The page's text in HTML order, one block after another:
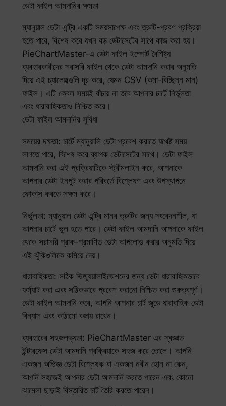
ডেটা ফাইল আমদানির ক্ষমতা
ম্যানুয়াল ডেটা এন্ট্রি একটি সময়সাপেক্ষ এবং ত্রুটি-প্রবণ প্রক্রিয়া
হতে পারে, বিশেষ করে যখন বড় ডেটাসেটের সাথে কাজ করা হয়।
PieChartMaster-এ ডেটা ফাইল ইম্পোর্ট বৈশিষ্ট্য
ব্যবহারকারীদের সরাসরি ফাইল থেকে ডেটা আমদানি করার অনুমতি
দিয়ে এই চ্যালেঞ্জগুলি দূর করে, যেমন CSV (কমা-বিচ্ছিন্ন মান)
ফাইল। এটি কেবল সময়ই বাঁচায় না তবে আপনার চার্টে নির্ভুলতা
এবং ধারাবাহিকতাও নিশ্চিত করে।
ডেটা ফাইল আমদানির সুবিধা
সময়ের দক্ষতা: চার্টে ম্যানুয়ালি ডেটা প্রবেশ করাতে যথেষ্ট সময়
লাগতে পারে, বিশেষ করে ব্যাপক ডেটাসেটের সাথে। ডেটা ফাইল
আমদানি করা এই প্রক্রিয়াটিকে স্ট্রীমলাইন করে, আপনাকে
আপনার ডেটা ইনপুট করার পরিবর্তে বিশ্লেষণ এবং উপস্থাপনে
ফোকাস করতে সক্ষম করে।
নির্ভুলতা: ম্যানুয়াল ডেটা এন্ট্রি মানব ত্রুটির জন্য সংবেদনশীল, যা
আপনার চার্টে ভুল হতে পারে। ডেটা ফাইল আমদানি আপনাকে ফাইল
থেকে সরাসরি প্রাক-প্রমাণিত ডেটা আপলোড করার অনুমতি দিয়ে
এই ঝুঁকিগুলিকে কমিয়ে দেয়।
ধারাবাহিকতা: সঠিক ভিজ্যুয়ালাইজেশনের জন্য ডেটা ধারাবাহিকভাবে
ফর্ম্যাট করা এবং সঠিকভাবে প্রবেশ করানো নিশ্চিত করা গুরুত্বপূর্ণ।
ডেটা ফাইল আমদানি করে, আপনি আপনার চার্ট জুড়ে ধারাবাহিক ডেটা
বিন্যাস এবং কাঠামো বজায় রাখেন।
ব্যবহারের সহজলভ্যতা: PieChartMaster এর স্বজ্ঞাত
ইন্টারফেস ডেটা আমদানি প্রক্রিয়াকে সহজ করে তোলে। আপনি
একজন অভিজ্ঞ ডেটা বিশ্লেষক বা একজন নবীন হোন না কেন,
আপনি সহজেই আপনার ডেটা আমদানি করতে পারেন এবং কোনো
ঝামেলা ছাড়াই বিস্তারিত চার্ট তৈরি করতে পারেন।